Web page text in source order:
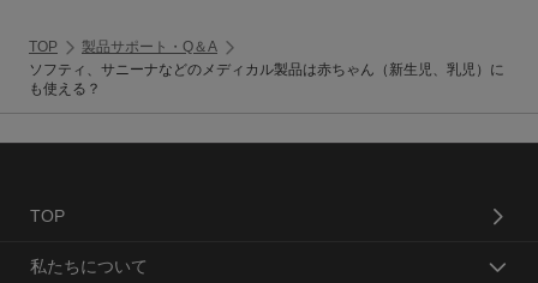
TOP
製品サポート・Q＆A
ソフティ、サニーナなどのメディカル製品は赤ちゃん（新生児、乳児）に
も使える？
TOP
私たちについて